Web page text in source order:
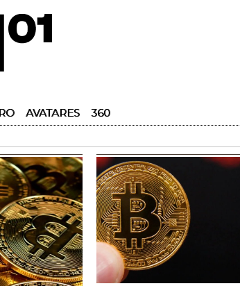
AVATARES 360